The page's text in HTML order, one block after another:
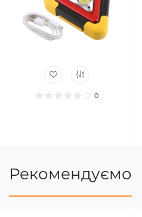
0
Рекомендуємо